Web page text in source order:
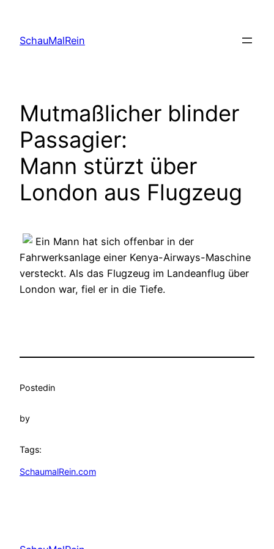
content
SchauMalRein
Mutmaßlicher blinder
Passagier:
Mann stürzt über
London aus Flugzeug
Ein Mann hat sich offenbar in der
Fahrwerksanlage einer Kenya-Airways-Maschine
versteckt. Als das Flugzeug im Landeanflug über
London war, fiel er in die Tiefe.
Postedin
by
Tags:
SchaumalRein.com